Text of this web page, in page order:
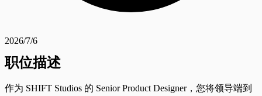
2026/7/6
职位描述
作为 SHIFT Studios 的 Senior Product Designer，您将领导端到